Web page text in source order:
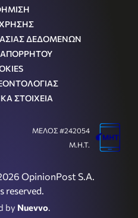
ΔΕΔΟΜΕΝΩΝ
ΑΠΟΡΡΗΤΟΥ
ΣΤΟΙΧΕΙΑ
OpinionPost S.A.
reserved.
by Nuevvo.
ΜΕΛΟΣ #242054
Μ.Η.Τ.